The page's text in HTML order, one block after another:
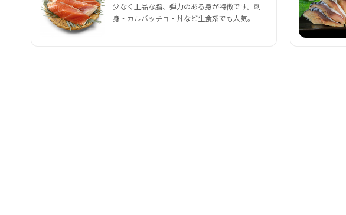
少なく上品な脂、弾力のある身が特徴です。刺
身・カルパッチョ・丼など生食系でも人気。